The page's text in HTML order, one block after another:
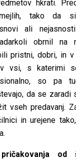
hkrati.
tako da
snovi ali
obrnil na
pristni, dobri, in
vsi, s katerimi
so pa
da se zaradi
vseh predavanj.
in urejene
od